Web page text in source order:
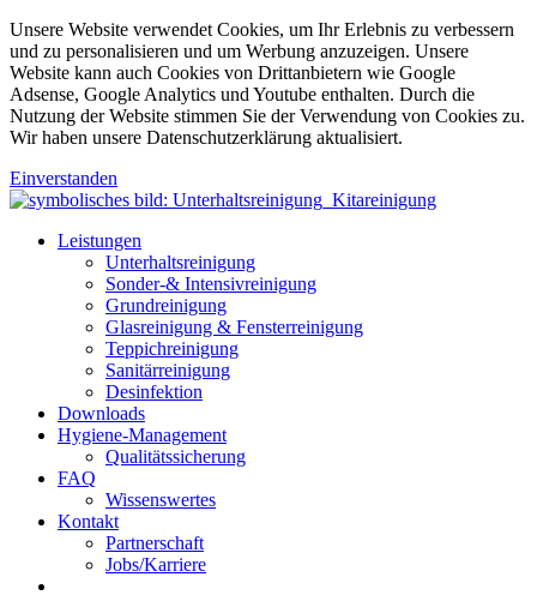
Unsere Website verwendet Cookies, um Ihr Erlebnis zu verbessern
und zu personalisieren und um Werbung anzuzeigen. Unsere
Website kann auch Cookies von Drittanbietern wie Google
Adsense, Google Analytics und Youtube enthalten. Durch die
Nutzung der Website stimmen Sie der Verwendung von Cookies zu.
Wir haben unsere Datenschutzerklärung aktualisiert.
Einverstanden
Leistungen
Unterhaltsreinigung
Sonder-& Intensivreinigung
Grundreinigung
Glasreinigung & Fensterreinigung
Teppichreinigung
Sanitärreinigung
Desinfektion
Downloads
Hygiene-Management
Qualitätssicherung
FAQ
Wissenswertes
Kontakt
Partnerschaft
Jobs/Karriere